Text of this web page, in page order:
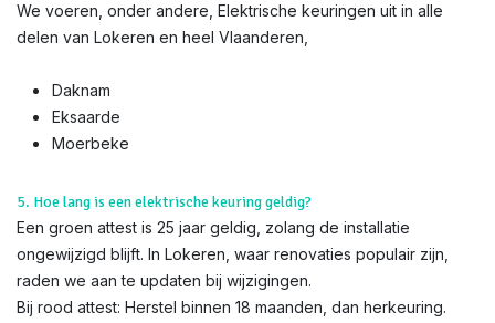
We voeren, onder andere, Elektrische keuringen uit in alle
delen van Lokeren en heel Vlaanderen,
Daknam
Eksaarde
Moerbeke
5. Hoe lang is een elektrische keuring geldig?
Een groen attest is 25 jaar geldig, zolang de installatie
ongewijzigd blijft. In Lokeren, waar renovaties populair zijn,
raden we aan te updaten bij wijzigingen.
Bij rood attest: Herstel binnen 18 maanden, dan herkeuring.